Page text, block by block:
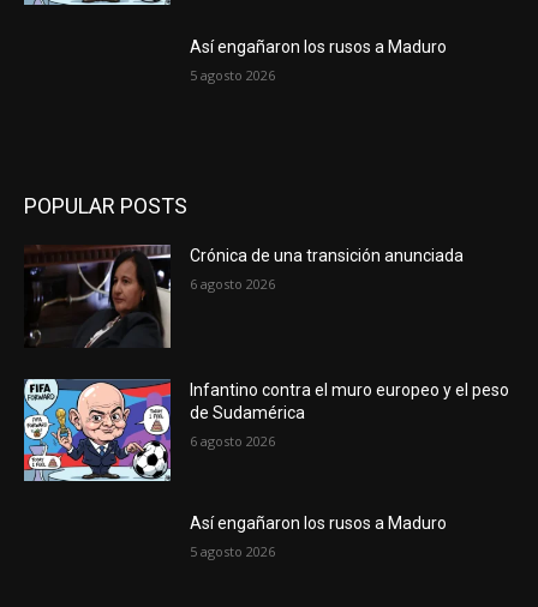
Así engañaron los rusos a Maduro
5 agosto 2026
POPULAR POSTS
Crónica de una transición anunciada
6 agosto 2026
Infantino contra el muro europeo y el peso
de Sudamérica
6 agosto 2026
Así engañaron los rusos a Maduro
5 agosto 2026